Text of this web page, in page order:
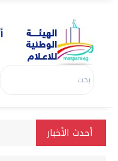
أحدث الأخبار